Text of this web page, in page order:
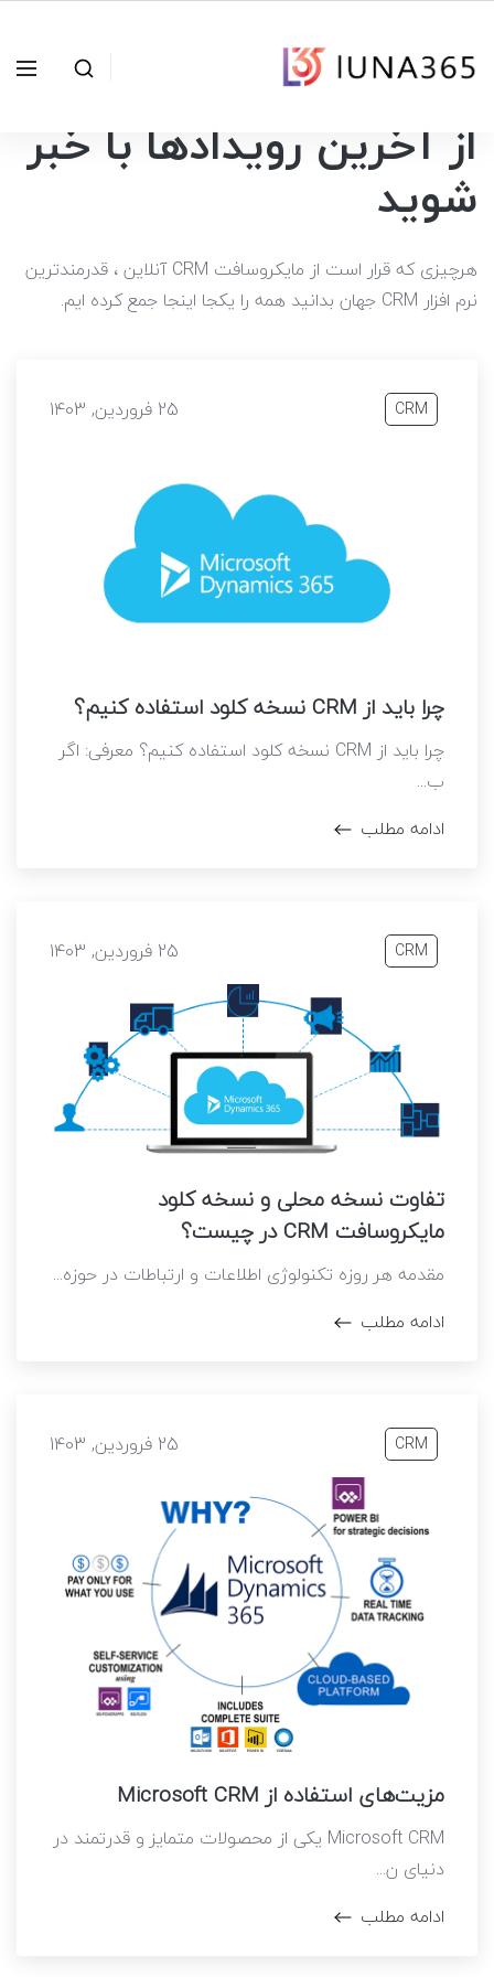
از آخرین رویدادها با خبر
شوید
هرچیزی که قرار است از مایکروسافت CRM آنلاین ، قدرمندترین
نرم افزار CRM جهان بدانید همه را یکجا اینجا جمع کرده ایم.
CRM 25 فروردین, 1403
چرا باید از CRM نسخه کلود استفاده کنیم؟
چرا باید از CRM نسخه کلود استفاده کنیم؟ معرفی: اگر
ب...
ادامه مطلب
CRM 25 فروردین, 1403
تفاوت نسخه محلی و نسخه کلود
مایکروسافت CRM در چیست؟
مقدمه هر روزه تکنولوژی اطلاعات و ارتباطات در حوزه...
ادامه مطلب
CRM 25 فروردین, 1403
مزیت‌های استفاده از Microsoft CRM
Microsoft CRM یکی از محصولات متمایز و قدرتمند در
دنیای ن...
ادامه مطلب